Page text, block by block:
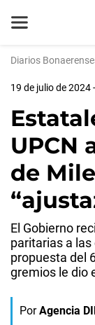
Diarios
19 de julio de 2024
UPCN
de
El Gobierno
paritarias a
propuesta del
gremios le dio
Por Agencia